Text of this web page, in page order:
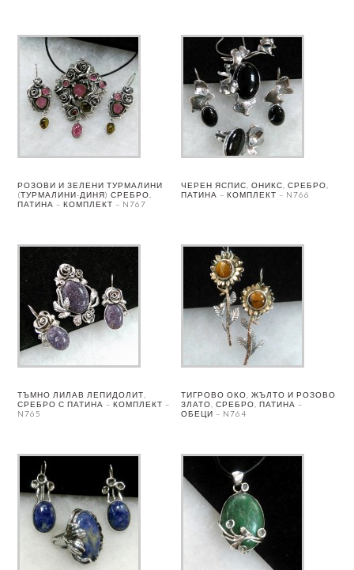
РОЗОВИ И ЗЕЛЕНИ ТУРМАЛИНИ
(ТУРМАЛИНИ-ДИНЯ) СРЕБРО,
ПАТИНА – КОМПЛЕКТ – N767
ЧЕРЕН ЯСПИС, ОНИКС, СРЕБРО,
ПАТИНА – КОМПЛЕКТ – N766
ТЪМНО ЛИЛАВ ЛЕПИДОЛИТ,
СРЕБРО С ПАТИНА – КОМПЛЕКТ –
N765
ТИГРОВО ОКО, ЖЪЛТО И РОЗОВО
ЗЛАТО, СРЕБРО, ПАТИНА –
ОБЕЦИ – N764